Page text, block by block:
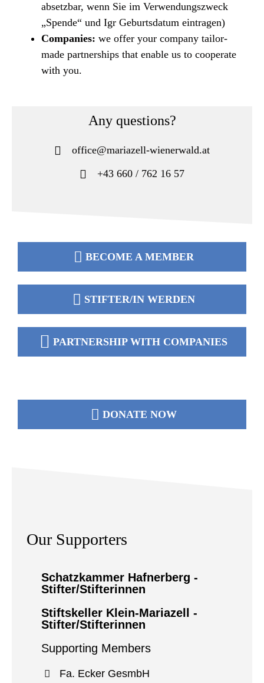
absetzbar, wenn Sie im Verwendungszweck
„Spende“ und Igr Geburtsdatum eintragen)
Companies: we offer your company tailor-
made partnerships that enable us to cooperate
with you.
Any questions?
office@mariazell-wienerwald.at
+43 660 / 762 16 57
BECOME A MEMBER
STIFTER/IN WERDEN
PARTNERSHIP WITH COMPANIES
DONATE NOW
Our Supporters
Schatzkammer Hafnerberg -
Stifter/Stifterinnen
Stiftskeller Klein-Mariazell -
Stifter/Stifterinnen
Supporting Members
Fa. Ecker GesmbH